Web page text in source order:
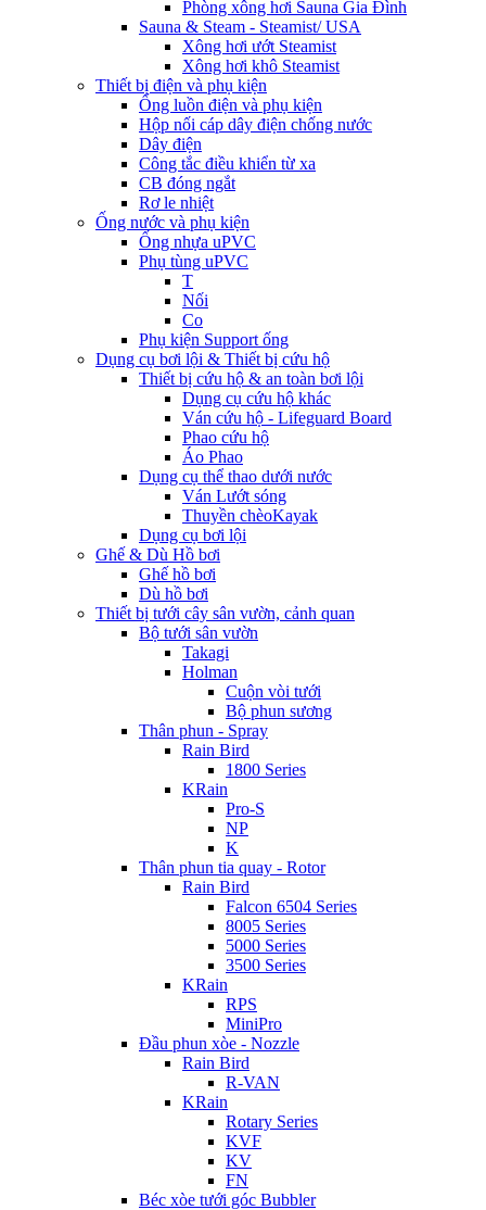
Phòng xông hơi Sauna Gia Đình
Sauna & Steam - Steamist/ USA
Xông hơi ướt Steamist
Xông hơi khô Steamist
Thiết bị điện và phụ kiện
Ống luồn điện và phụ kiện
Hộp nối cáp dây điện chống nước
Dây điện
Công tắc điều khiển từ xa
CB đóng ngắt
Rơ le nhiệt
Ống nước và phụ kiện
Ống nhựa uPVC
Phụ tùng uPVC
T
Nối
Co
Phụ kiện Support ống
Dụng cụ bơi lội & Thiết bị cứu hộ
Thiết bị cứu hộ & an toàn bơi lội
Dụng cụ cứu hộ khác
Ván cứu hộ - Lifeguard Board
Phao cứu hộ
Áo Phao
Dụng cụ thể thao dưới nước
Ván Lướt sóng
Thuyền chèoKayak
Dụng cụ bơi lội
Ghế & Dù Hồ bơi
Ghế hồ bơi
Dù hồ bơi
Thiết bị tưới cây sân vườn, cảnh quan
Bộ tưới sân vườn
Takagi
Holman
Cuộn vòi tưới
Bộ phun sương
Thân phun - Spray
Rain Bird
1800 Series
KRain
Pro-S
NP
K
Thân phun tia quay - Rotor
Rain Bird
Falcon 6504 Series
8005 Series
5000 Series
3500 Series
KRain
RPS
MiniPro
Đầu phun xòe - Nozzle
Rain Bird
R-VAN
KRain
Rotary Series
KVF
KV
FN
Béc xòe tưới góc Bubbler